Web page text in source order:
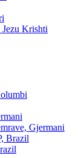
Jezu Krishti
Gjermani
Brazil